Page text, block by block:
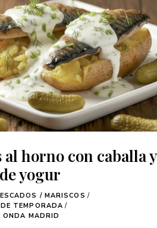
al horno con caballa y
yogur
/ MARISCOS /
TEMPORADA /
ONDA MADRID